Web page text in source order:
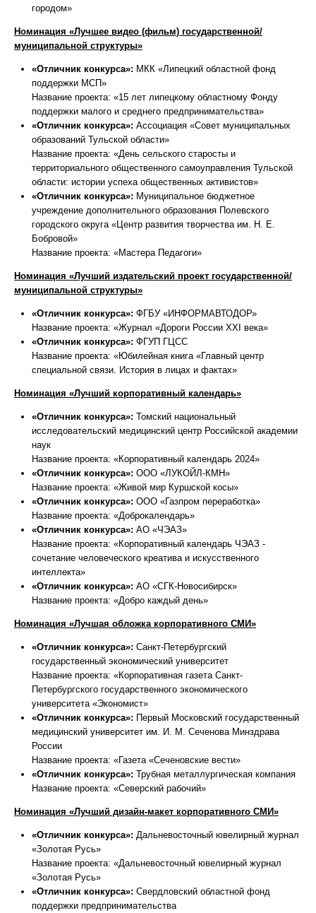
городом»
Номинация «Лучшее видео (фильм) государственной/
муниципальной структуры»
«Отличник конкурса»: МКК «Липецкий областной фонд
поддержки МСП»
Название проекта: «15 лет липецкому областному Фонду
поддержки малого и среднего предпринимательства»
«Отличник конкурса»: Ассоциация «Совет муниципальных
образований Тульской области»
Название проекта: «День сельского старосты и
территориального общественного самоуправления Тульской
области: истории успеха общественных активистов»
«Отличник конкурса»: Муниципальное бюджетное
учреждение дополнительного образования Полевского
городского округа «Центр развития творчества им. Н. Е.
Бобровой»
Название проекта: «Мастера Педагоги»
Номинация «Лучший издательский проект государственной/
муниципальной структуры»
«Отличник конкурса»: ФГБУ «ИНФОРМАВТОДОР»
Название проекта: «Журнал «Дороги России XXI века»
«Отличник конкурса»: ФГУП ГЦСС
Название проекта: «Юбилейная книга «Главный центр
специальной связи. История в лицах и фактах»
Номинация «Лучший корпоративный календарь»
«Отличник конкурса»: Томский национальный
исследовательский медицинский центр Российской академии
наук
Название проекта: «Корпоративный календарь 2024»
«Отличник конкурса»: ООО «ЛУКОЙЛ-КМН»
Название проекта: «Живой мир Куршской косы»
«Отличник конкурса»: ООО «Газпром переработка»
Название проекта: «Доброкалендарь»
«Отличник конкурса»: АО «ЧЭАЗ»
Название проекта: «Корпоративный календарь ЧЭАЗ -
сочетание человеческого креатива и искусственного
интеллекта»
«Отличник конкурса»: АО «СГК-Новосибирск»
Название проекта: «Добро каждый день»
Номинация «Лучшая обложка корпоративного СМИ»
«Отличник конкурса»: Санкт-Петербургский
государственный экономический университет
Название проекта: «Корпоративная газета Санкт-
Петербургского государственного экономического
университета «Экономист»
«Отличник конкурса»: Первый Московский государственный
медицинский университет им. И. М. Сеченова Минздрава
России
Название проекта: «Газета «Сеченовские вести»
«Отличник конкурса»: Трубная металлургическая компания
Название проекта: «Северский рабочий»
Номинация «Лучший дизайн-макет корпоративного СМИ»
«Отличник конкурса»: Дальневосточный ювелирный журнал
«Золотая Русь»
Название проекта: «Дальневосточный ювелирный журнал
«Золотая Русь»
«Отличник конкурса»: Свердловский областной фонд
поддержки предпринимательства